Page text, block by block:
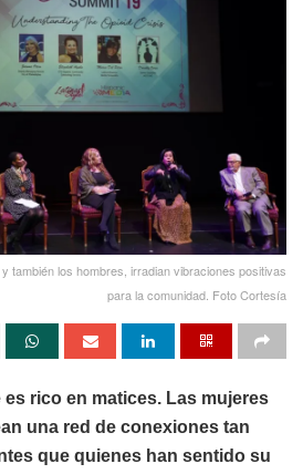
también los hombres, irradian vibraciones positivas
para la comunidad. Foto Cortesía
rico en matices. Las mujeres
una red de conexiones tan
que quienes han sentido su